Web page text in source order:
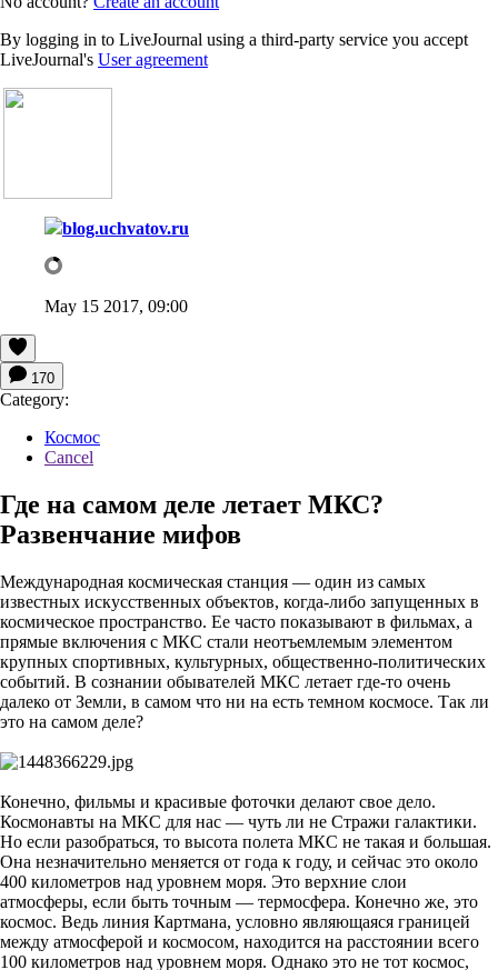
By logging in to LiveJournal using a third-party service you accept
LiveJournal's User agreement
blog.uchvatov.ru
May 15 2017, 09:00
170
Category:
Космос
Cancel
Где на самом деле летает МКС?
Развенчание мифов
Международная космическая станция — один из самых
известных искусственных объектов, когда-либо запущенных в
космическое пространство. Ее часто показывают в фильмах, а
прямые включения с МКС стали неотъемлемым элементом
крупных спортивных, культурных, общественно-политических
событий. В сознании обывателей МКС летает где-то очень
далеко от Земли, в самом что ни на есть темном космосе. Так ли
это на самом деле?
Конечно, фильмы и красивые фоточки делают свое дело.
Космонавты на МКС для нас — чуть ли не Стражи галактики.
Но если разобраться, то высота полета МКС не такая и большая.
Она незначительно меняется от года к году, и сейчас это около
400 километров над уровнем моря. Это верхние слои
атмосферы, если быть точным — термосфера. Конечно же, это
космос. Ведь линия Картмана, условно являющаяся границей
между атмосферой и космосом, находится на расстоянии всего
100 километров над уровнем моря. Однако это не тот космос,